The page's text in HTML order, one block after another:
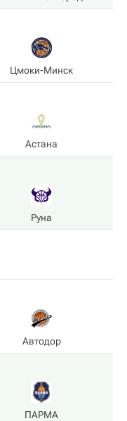
Цмоки-Минск
Астана
Руна
Автодор
ПАРМА